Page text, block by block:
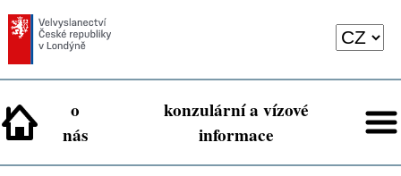
o
nás
konzulární a vízové
informace